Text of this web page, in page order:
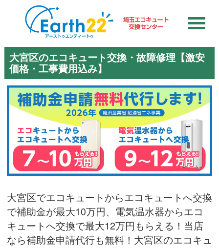
大宮区のエコキュート交換・故障修理【激安
価格・工事費用込み】
大宮区でエコキュートからエコキュートへ交換
で補助金が最大10万円、電気温水器からエコ
キュートへ交換で最大12万円もらえる！当店
なら補助金申請代行も無料！大宮区のエコキュ